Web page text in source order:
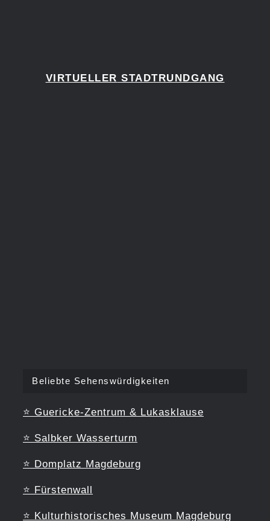
VIRTUELLER STADTRUNDGANG
Beliebte Sehenswürdigkeiten
⭐ Guericke-Zentrum & Lukasklause
⭐ Salbker Wasserturm
⭐ Domplatz Magdeburg
⭐ Fürstenwall
⭐ Kulturhistorisches Museum Magdeburg